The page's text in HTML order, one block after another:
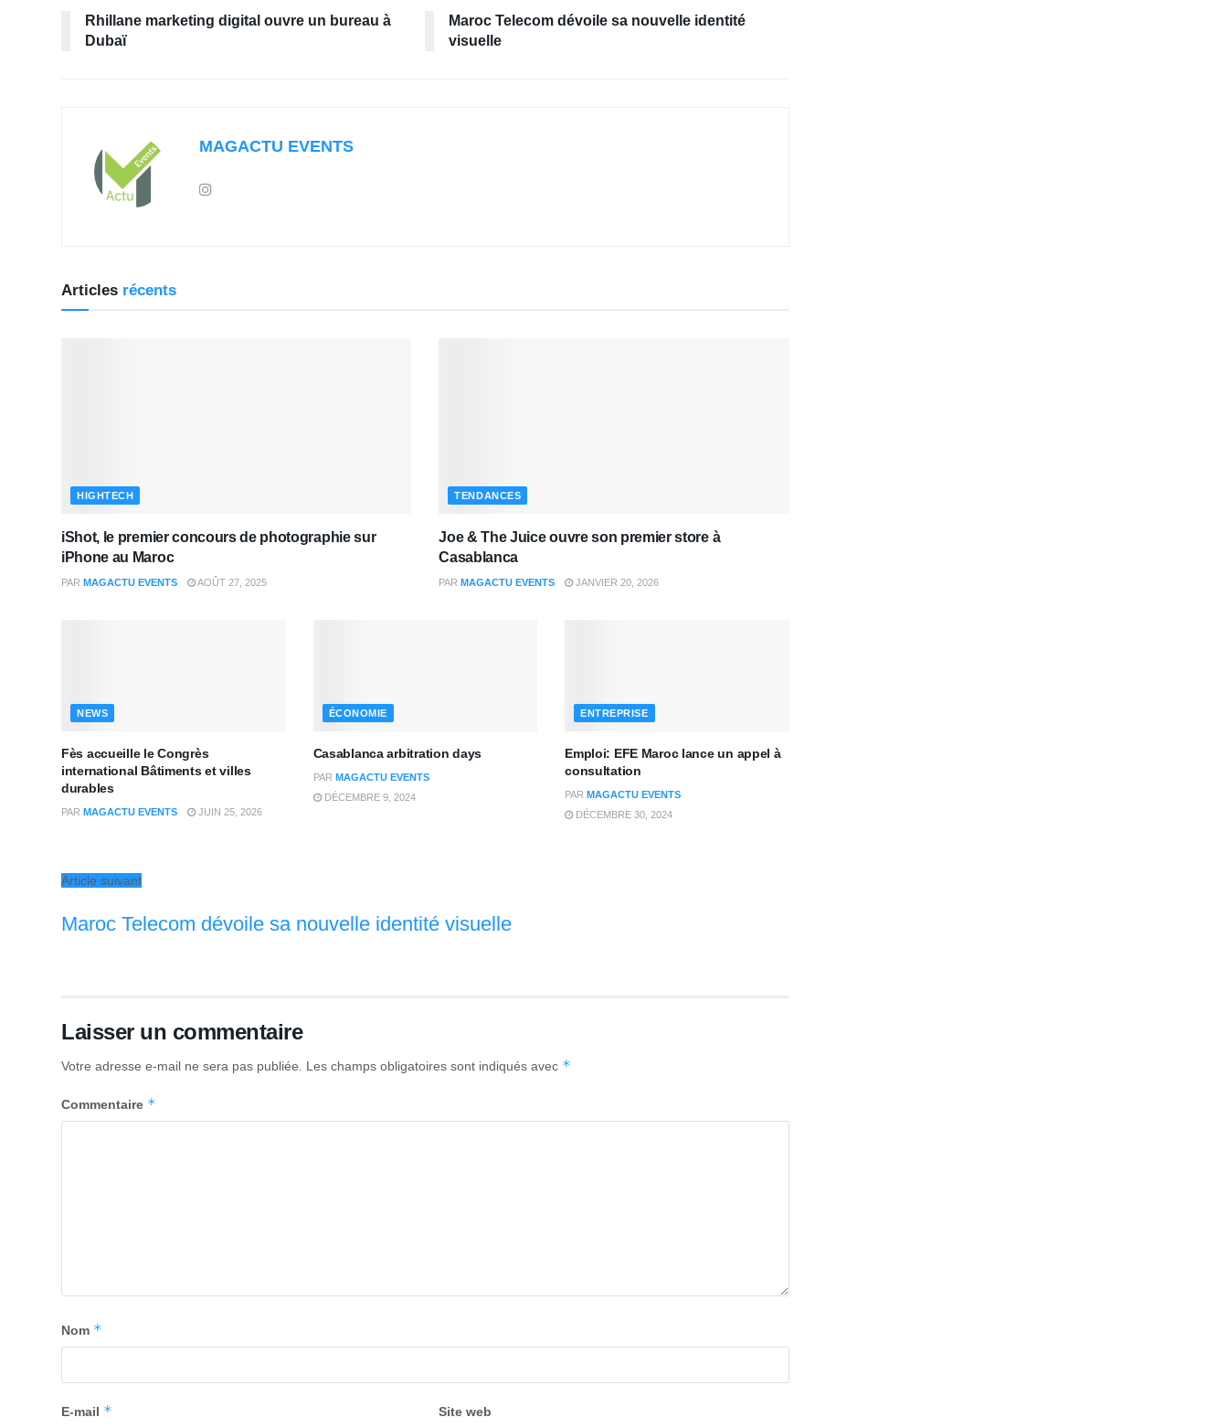
Rhillane marketing digital ouvre un bureau à
Dubaï
Maroc Telecom dévoile sa nouvelle identité
visuelle
MAGACTU EVENTS
Articles récents
HIGHTECH
iShot, le premier concours de photographie sur
iPhone au Maroc
PAR MAGACTU EVENTS AOÛT 27, 2025
TENDANCES
Joe & The Juice ouvre son premier store à
Casablanca
PAR MAGACTU EVENTS JANVIER 20, 2026
NEWS
Fès accueille le Congrès
international Bâtiments et villes
durables
PAR MAGACTU EVENTS JUIN 25, 2026
ÉCONOMIE
Casablanca arbitration days
PAR MAGACTU EVENTS
DÉCEMBRE 9, 2024
ENTREPRISE
Emploi: EFE Maroc lance un appel à
consultation
PAR MAGACTU EVENTS
DÉCEMBRE 30, 2024
Article suivant
Maroc Telecom dévoile sa nouvelle identité visuelle
Laisser un commentaire
Votre adresse e-mail ne sera pas publiée. Les champs obligatoires sont indiqués avec *
Commentaire *
Nom *
E-mail * Site web